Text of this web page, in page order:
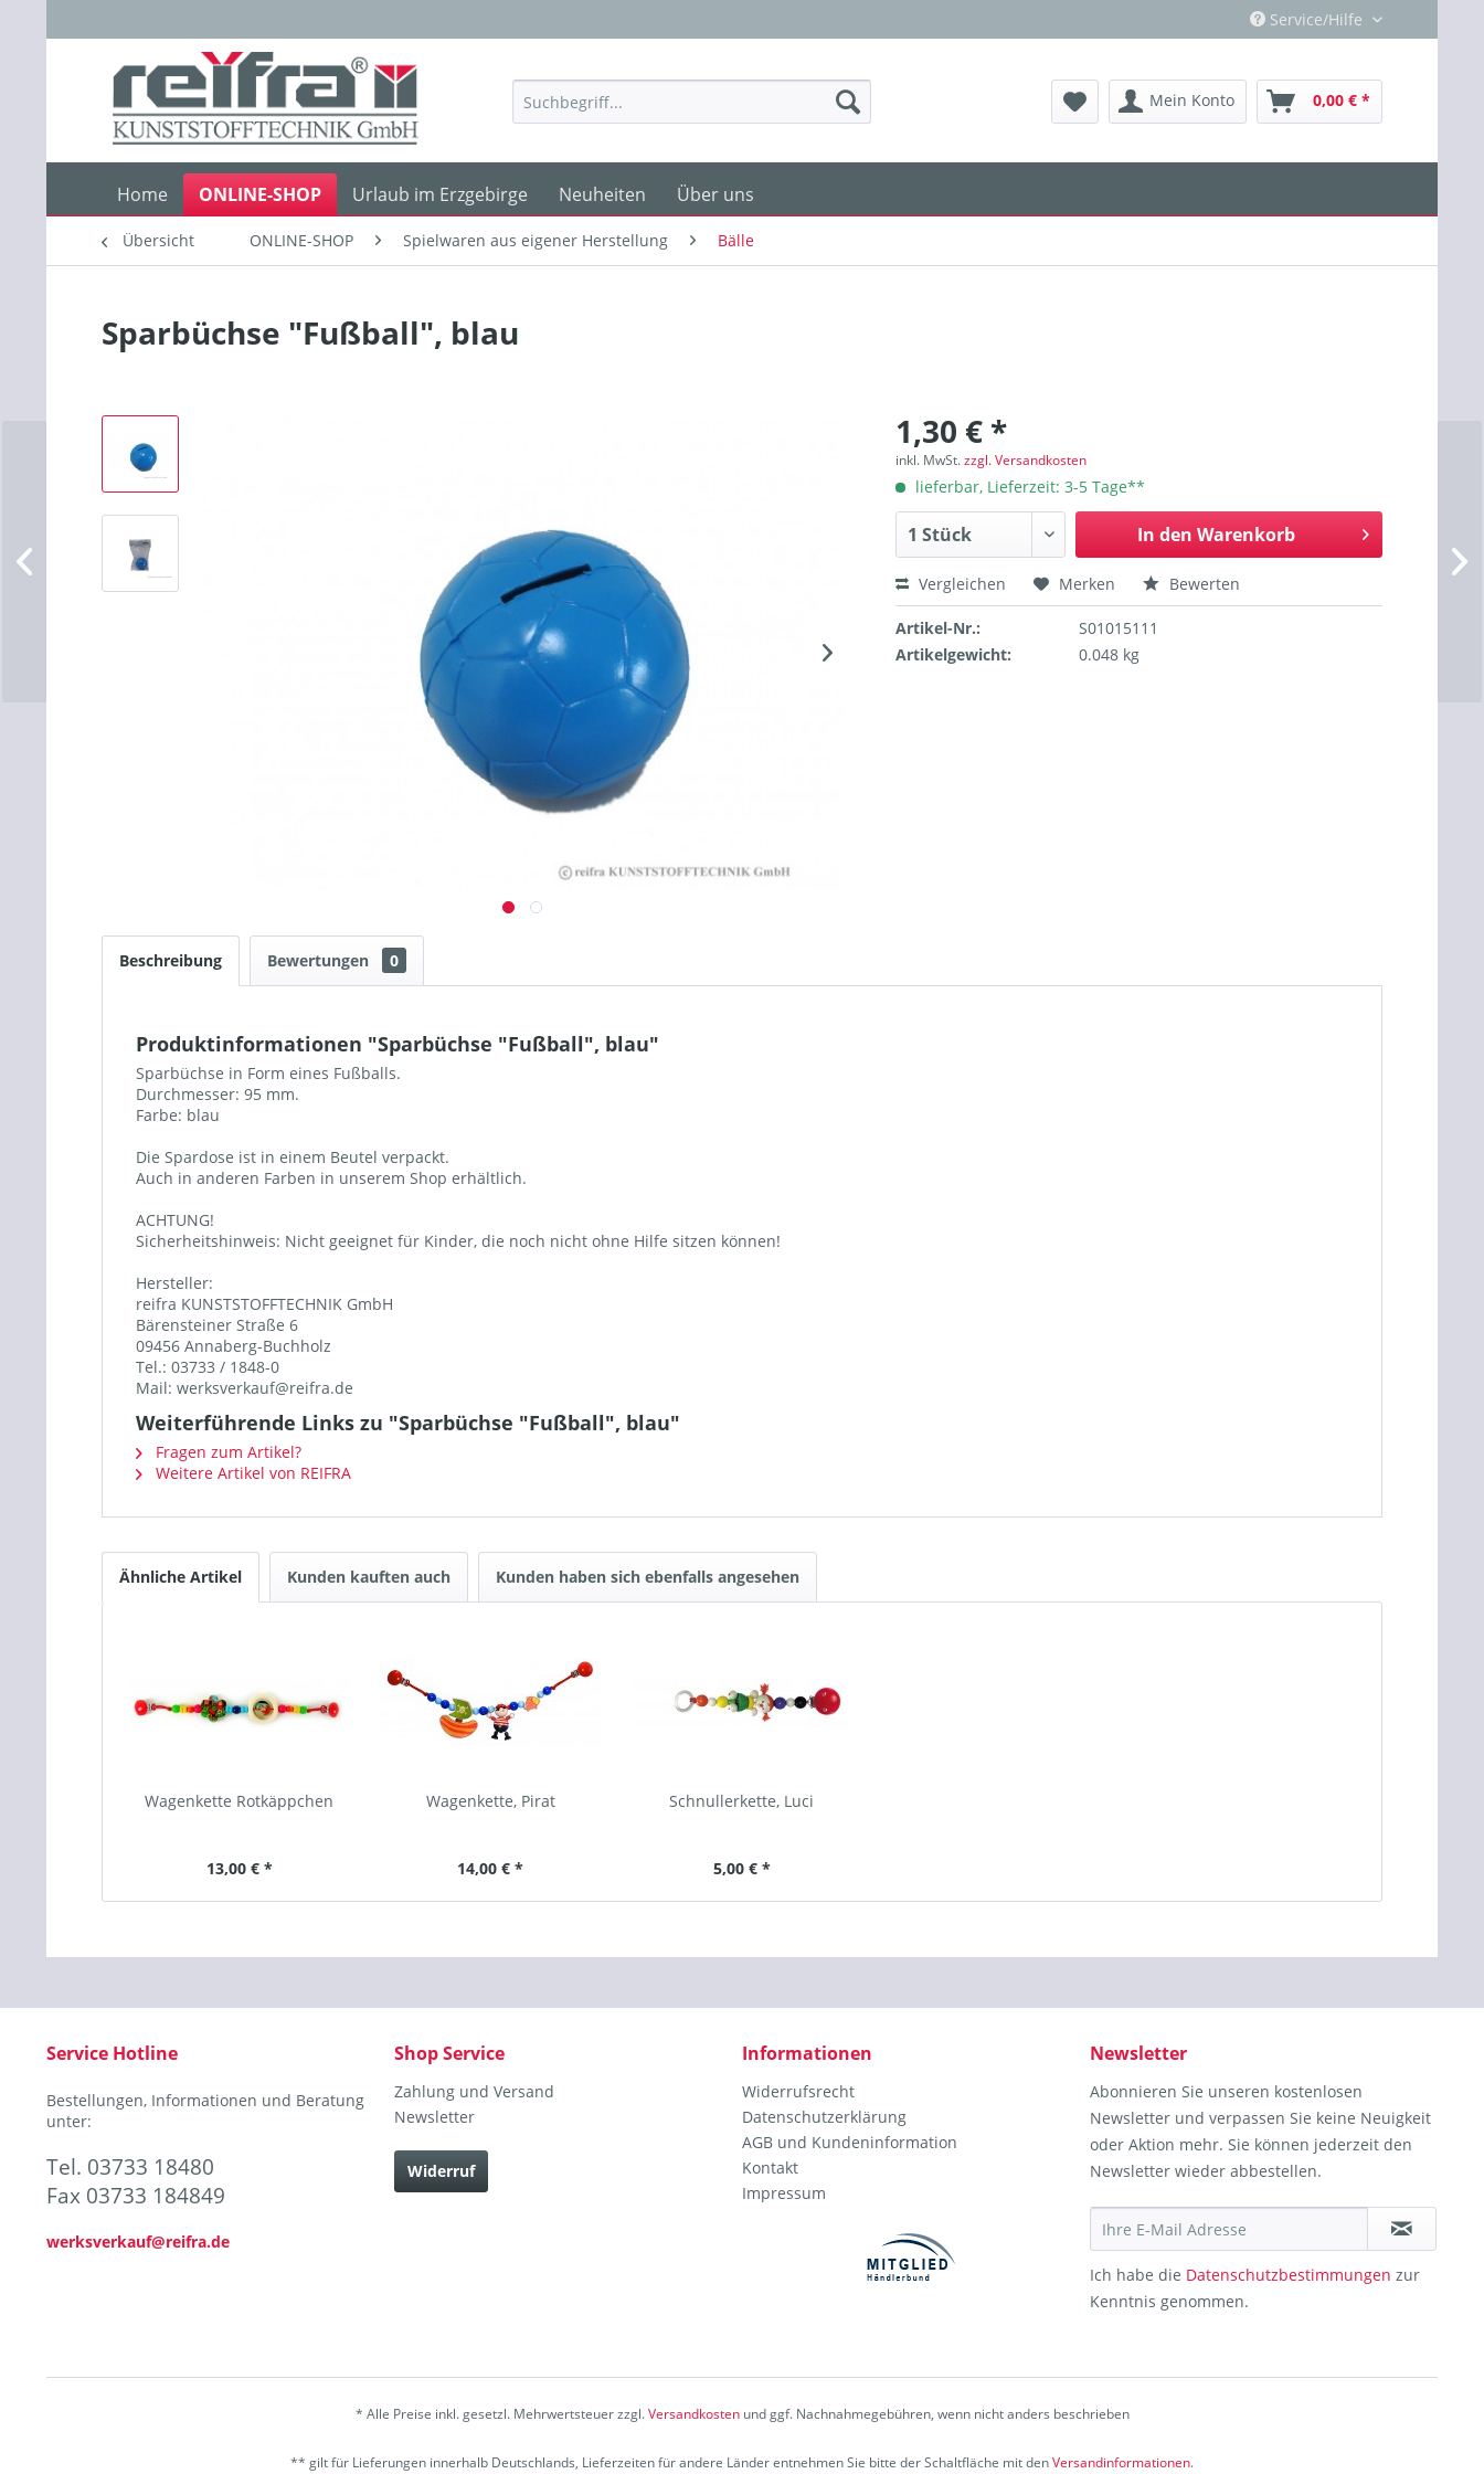
Service/Hilfe
Mein Konto 0,00 € *
Home ONLINE-SHOP Urlaub im Erzgebirge Neuheiten Über uns
Übersicht ONLINE-SHOP Spielwaren aus eigener Herstellung Bälle
Sparbüchse "Fußball", blau
1,30 € *
inkl. MwSt.zzgl. Versandkosten
lieferbar, Lieferzeit: 3-5 Tage**
In den Warenkorb
Vergleichen Merken Bewerten
Artikel-Nr.:
S01015111
Artikelgewicht:
0.048 kg
Beschreibung Bewertungen 0
Produktinformationen "Sparbüchse "Fußball", blau"
Sparbüchse in Form eines Fußballs.
Durchmesser: 95 mm.
Farbe: blau
Die Spardose ist in einem Beutel verpackt.
Auch in anderen Farben in unserem Shop erhältlich.
ACHTUNG!
Sicherheitshinweis: Nicht geeignet für Kinder, die noch nicht ohne Hilfe sitzen können!
Hersteller:
reifra KUNSTSTOFFTECHNIK GmbH
Bärensteiner Straße 6
09456 Annaberg-Buchholz
Tel.: 03733 / 1848-0
Mail: werksverkauf@reifra.de
Weiterführende Links zu "Sparbüchse "Fußball", blau"
Fragen zum Artikel?
Weitere Artikel von REIFRA
Ähnliche Artikel Kunden kauften auch Kunden haben sich ebenfalls angesehen
Wagenkette Rotkäppchen
13,00 € *
Wagenkette, Pirat
14,00 € *
Schnullerkette, Luci
5,00 € *
Service Hotline
Bestellungen, Informationen und Beratung
unter:
Tel. 03733 18480
Fax 03733 184849
werksverkauf@reifra.de
Shop Service
Zahlung und Versand
Newsletter
Widerruf
Informationen
Widerrufsrecht
Datenschutzerklärung
AGB und Kundeninformation
Kontakt
Impressum
Newsletter
Abonnieren Sie unseren kostenlosen
Newsletter und verpassen Sie keine Neuigkeit
oder Aktion mehr. Sie können jederzeit den
Newsletter wieder abbestellen.
Ich habe die Datenschutzbestimmungen zur
Kenntnis genommen.
* Alle Preise inkl. gesetzl. Mehrwertsteuer zzgl.Versandkostenund ggf. Nachnahmegebühren, wenn nicht anders beschrieben
** gilt für Lieferungen innerhalb Deutschlands, Lieferzeiten für andere Länder entnehmen Sie bitte der Schaltfläche mit denVersandinformationen.